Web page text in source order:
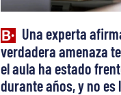
Una experta
verdadera amenaza
el aula ha estado
durante años, y no es